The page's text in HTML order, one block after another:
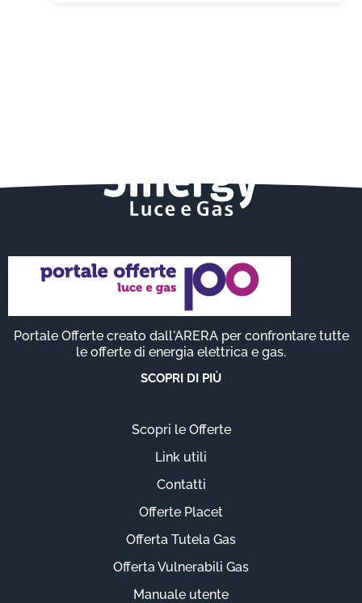
Portale Offerte creato dall'ARERA per confrontare tutte
le offerte di energia elettrica e gas.
SCOPRI DI PIÙ
Scopri le Offerte
Link utili
Contatti
Offerte Placet
Offerta Tutela Gas
Offerta Vulnerabili Gas
Manuale utente